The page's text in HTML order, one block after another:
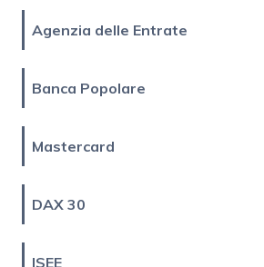
Agenzia delle Entrate
Banca Popolare
Mastercard
DAX 30
ISEE